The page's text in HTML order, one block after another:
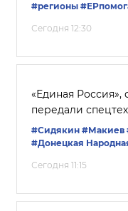
#регионы
Сегодня 12:30
«Единая
передали
#Сидякин #Макиев
#Донецкая
Сегодня 11:15